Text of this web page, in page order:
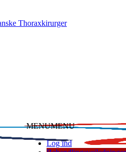
Thoraxkirurger
MENUMENU
Log ind